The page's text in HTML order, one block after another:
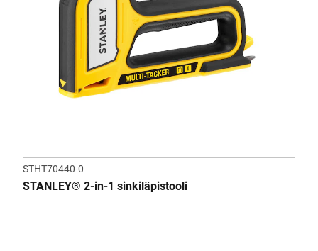
STHT70440-0
STANLEY® 2-in-1 sinkiläpistooli